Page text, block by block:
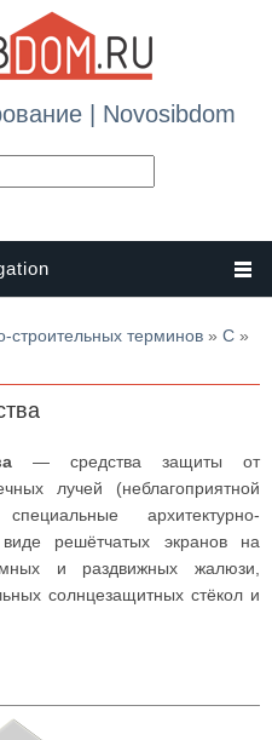
| Novosibdom
строительных терминов » С »
— средства защиты от
лучей (неблагоприятной
архитектурно-
виде решётчатых экранов на
и раздвижных жалюзи,
солнцезащитных стёкол и